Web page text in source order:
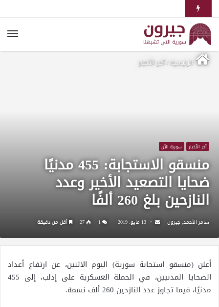
الرئيسية/آخر الأخبار
آخر الأخبار سورية الآن
منسقو الاستجابة: 455 مدنيًا
ضحايا التصعيد الأخير وعدد
النازحين بلغ 260 ألفًا
سامر الأحمد, جيرون 13 مايو، 2019 27 أقل من دقيقة
أعلن (منسقو استجابة سورية) اليوم الاثنين، عن ارتفاع أعداد
الضحايا المدنيين، في الحملة العسكرية على إدلب، إلى 455
مدنيًا، فيما تجاوز عدد النازحين 260 ألف نسمة.